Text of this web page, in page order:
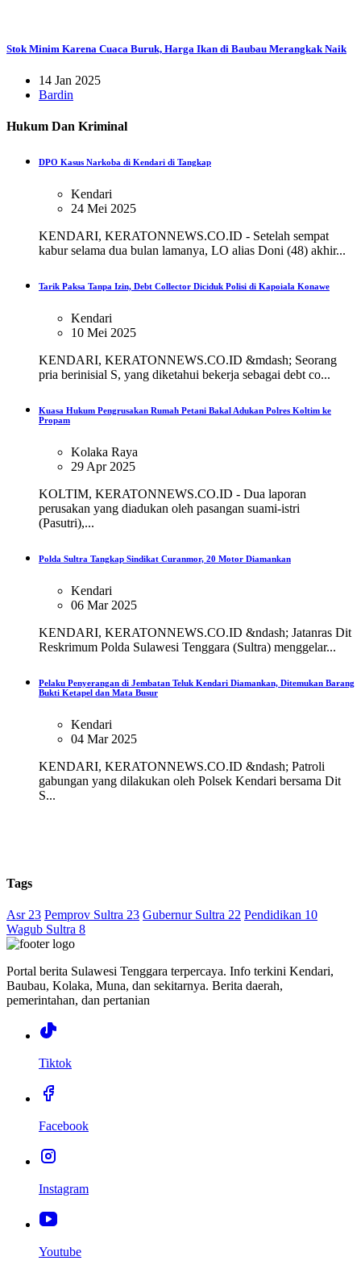
Stok Minim Karena Cuaca Buruk, Harga Ikan di Baubau Merangkak Naik
14 Jan 2025
Bardin
Hukum Dan Kriminal
DPO Kasus Narkoba di Kendari di Tangkap
Kendari
24 Mei 2025
KENDARI, KERATONNEWS.CO.ID - Setelah sempat
kabur selama dua bulan lamanya, LO alias Doni (48) akhir...
Tarik Paksa Tanpa Izin, Debt Collector Diciduk Polisi di Kapoiala Konawe
Kendari
10 Mei 2025
KENDARI, KERATONNEWS.CO.ID &mdash; Seorang
pria berinisial S, yang diketahui bekerja sebagai debt co...
Kuasa Hukum Pengrusakan Rumah Petani Bakal Adukan Polres Koltim ke
Propam
Kolaka Raya
29 Apr 2025
KOLTIM, KERATONNEWS.CO.ID - Dua laporan
perusakan yang diadukan oleh pasangan suami-istri
(Pasutri),...
Polda Sultra Tangkap Sindikat Curanmor, 20 Motor Diamankan
Kendari
06 Mar 2025
KENDARI, KERATONNEWS.CO.ID &ndash; Jatanras Dit
Reskrimum Polda Sulawesi Tenggara (Sultra) menggelar...
Pelaku Penyerangan di Jembatan Teluk Kendari Diamankan, Ditemukan Barang
Bukti Ketapel dan Mata Busur
Kendari
04 Mar 2025
KENDARI, KERATONNEWS.CO.ID &ndash; Patroli
gabungan yang dilakukan oleh Polsek Kendari bersama Dit
S...
Tags
Asr 23 Pemprov Sultra 23 Gubernur Sultra 22 Pendidikan 10
Wagub Sultra 8
Portal berita Sulawesi Tenggara terpercaya. Info terkini Kendari,
Baubau, Kolaka, Muna, dan sekitarnya. Berita daerah,
pemerintahan, dan pertanian
Tiktok
Facebook
Instagram
Youtube